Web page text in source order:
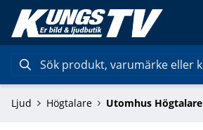
Ljud Högtalare Utomhus Högtalare